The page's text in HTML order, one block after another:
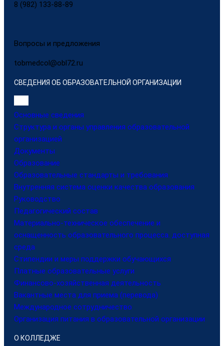
8 (982) 133-88-89
Вопросы и предложения
tobmedcol@obl72.ru
СВЕДЕНИЯ ОБ ОБРАЗОВАТЕЛЬНОЙ ОРГАНИЗАЦИИ
Основные сведения
Структура и органы управления образовательной
организацией
Документы
Образование
Образовательные стандарты и требования
Внутренняя система оценки качества образования
Руководство
Педагогический состав
Материально-техническое обеспечение и
оснащенность образовательного процесса. доступная
среда
Стипендии и меры поддержки обучающихся
Платные образовательные услуги
Финансово-хозяйственная деятельность
Вакантные места для приема (перевода)
Международное сотрудничество
Организация питания в образовательной организации
О КОЛЛЕДЖЕ